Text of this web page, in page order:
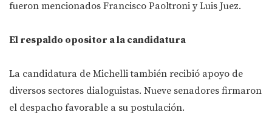
fueron mencionados Francisco Paoltroni y Luis Juez.
El respaldo opositor a la candidatura
La candidatura de Michelli también recibió apoyo de
diversos sectores dialoguistas. Nueve senadores firmaron
el despacho favorable a su postulación.